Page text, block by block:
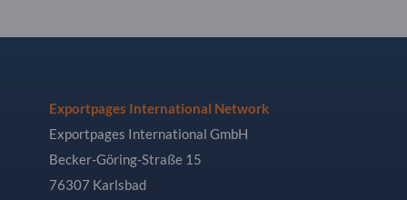
Exportpages International Network
Exportpages International GmbH
Becker-Göring-Straße 15
76307 Karlsbad